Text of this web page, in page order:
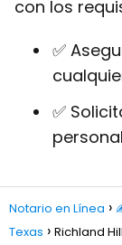
con los
✅
✅
Notario en Línea
Texas
Richland